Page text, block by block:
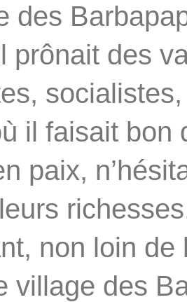
des
prônait des
il faisait bon
paix,
non loin
village des